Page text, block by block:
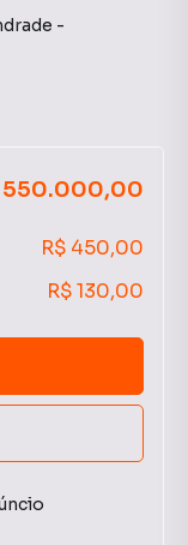
-
550.000,00
R$ 450,00
R$ 130,00